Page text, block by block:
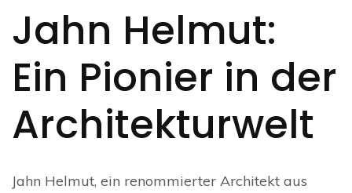
Jahn Helmut:
Ein Pionier in der
Architekturwelt
Jahn Helmut, ein renommierter Architekt aus